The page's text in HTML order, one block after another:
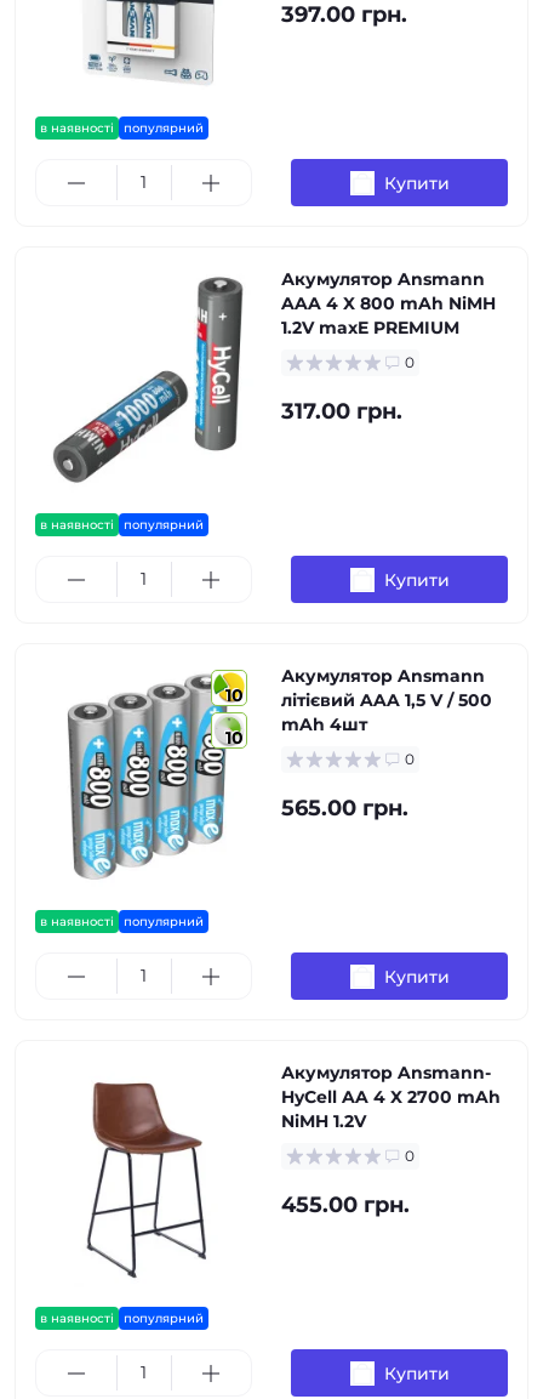
в наявності популярний
397.00 грн.
Купити
в наявності популярний
Акумулятор Ansmann
AAA 4 X 800 mAh NiMH
1.2V maxE PREMIUM
0
317.00 грн.
Купити
10
10
в наявності популярний
Акумулятор Ansmann
літієвий AAA 1,5 V / 500
mAh 4шт
0
565.00 грн.
Купити
в наявності популярний
Акумулятор Ansmann-
HyCell AA 4 X 2700 mAh
NiMH 1.2V
0
455.00 грн.
Купити